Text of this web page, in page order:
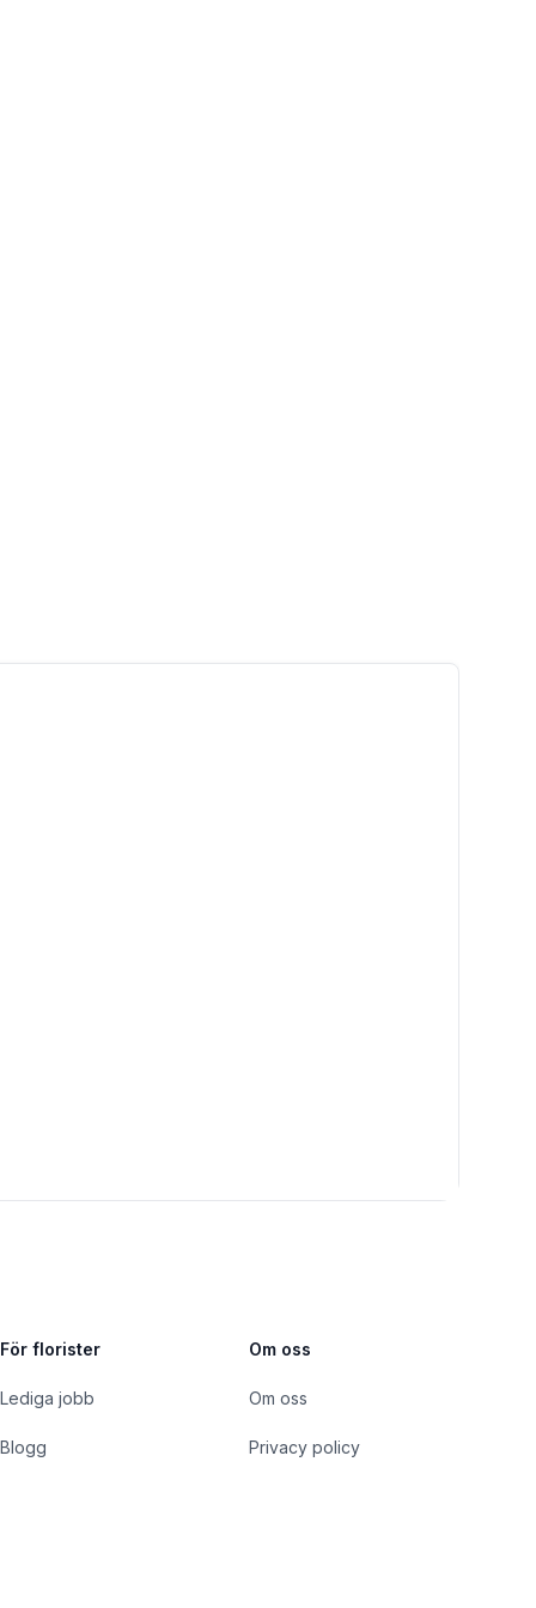
För florister
Lediga jobb
Blogg
Om oss
Om oss
Privacy policy